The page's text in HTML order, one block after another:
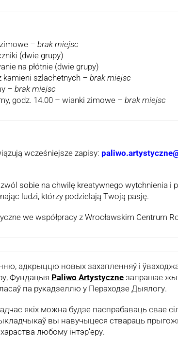
– brak miejsc
(dwie grupy)
na płótnie (dwie grupy)
kamieni szlachetnych – brak miejsc
– brak miejsc
godz. 14.00 – wianki zimowe – brak miejsc
wcześniejsze zapisy:
sobie na chwilę kreatywnego wytchnienia i
ludzi, którzy podzielają Twoją pasję.
we współpracy z Wrocławskim Centrum
адкрыццю новых захапленняў і
Фундацыя Paliwo Artystyczne запрашае
па рукадзеллю у Пераходзе Дыялогу.
якіх можна будзе паспрабаваць свае
вы навучыцеся ствараць
любому інтэр’еру.